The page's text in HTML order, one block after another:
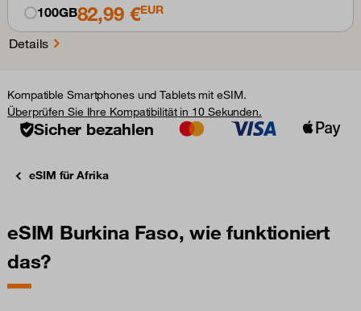
100GB82,99 €EUR
Details
Kompatible Smartphones und Tablets mit eSIM.
Überprüfen Sie Ihre Kompatibilität in 10 Sekunden.
Sicher bezahlen
eSIM für Afrika
eSIM Burkina Faso, wie funktioniert
das?